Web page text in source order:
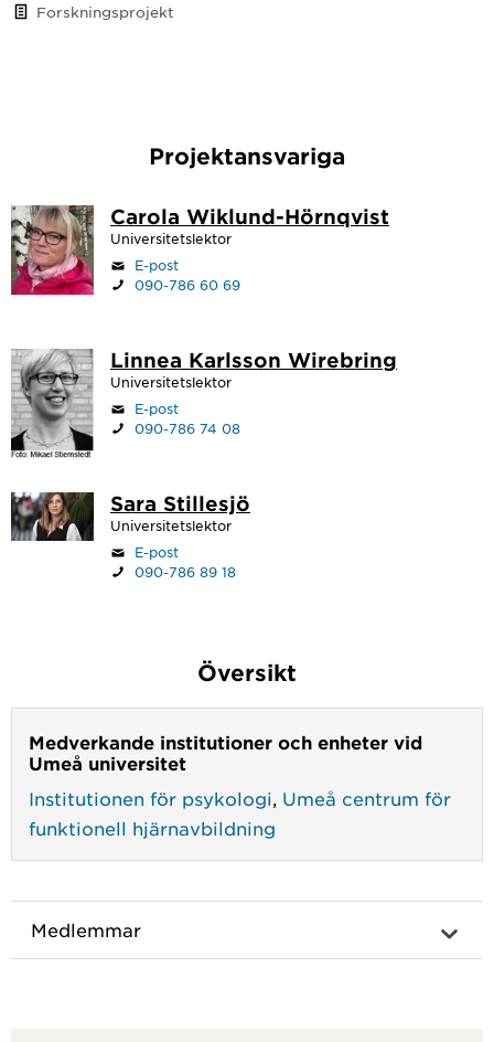
Forskningsprojekt
Projektansvariga
Carola Wiklund-Hörnqvist
Universitetslektor
E-post
090-786 60 69
Linnea Karlsson Wirebring
Universitetslektor
E-post
090-786 74 08
Sara Stillesjö
Universitetslektor
E-post
090-786 89 18
Översikt
Medverkande institutioner och enheter vid
Umeå universitet
Institutionen för psykologi Umeå centrum för
funktionell hjärnavbildning
Medlemmar